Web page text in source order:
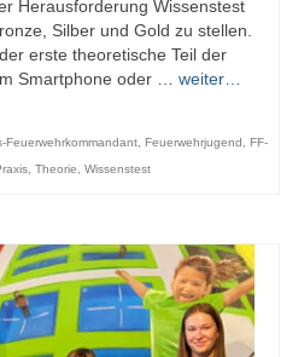
Herausforderung Wissenstest
Silber und Gold zu stellen.
erste theoretische Teil der
Smartphone oder … weiter…
Feuerwehrkommandant Feuerwehrjugend
FF-
Theorie Wissenstest